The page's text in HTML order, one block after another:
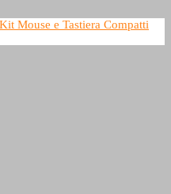
Mouse e Tastiera Compatti